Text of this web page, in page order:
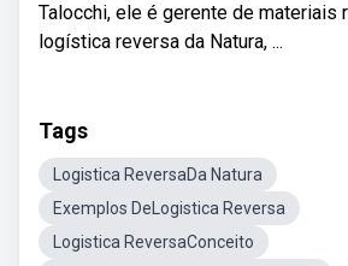
Talocchi, ele é gerente de materiais
logística reversa da Natura, ...
Tags
Logistica ReversaDa Natura
Exemplos DeLogistica Reversa
Logistica ReversaConceito